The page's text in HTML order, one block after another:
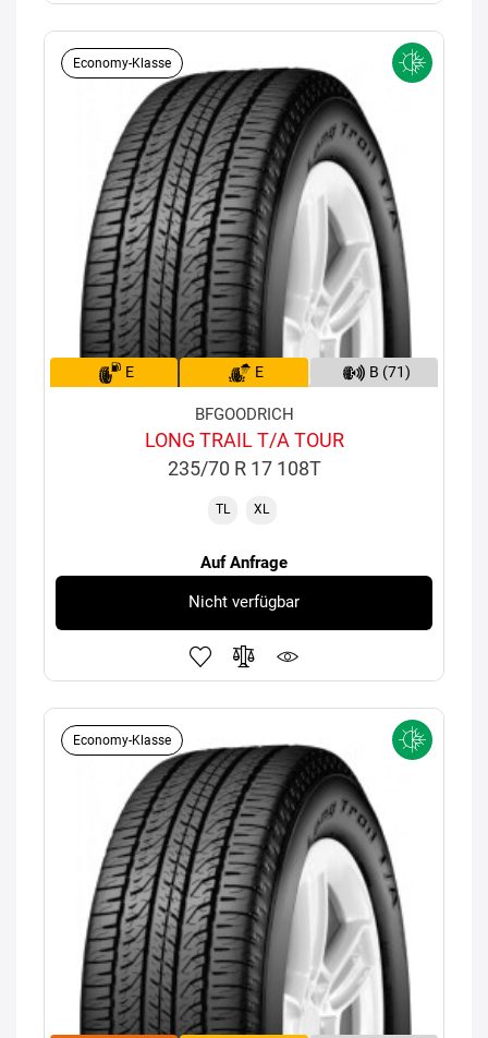
Economy-Klasse
E E B (71)
BFGOODRICH
LONG TRAIL T/A TOUR
235/70 R 17 108T
TL XL
Auf Anfrage
Nicht verfügbar
Economy-Klasse